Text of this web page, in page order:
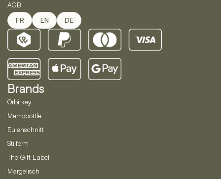
AGB
FR EN DE
Brands
Orbitkey
Memobottle
Eulenschnitt
Stilform
The Gift Label
Margelisch